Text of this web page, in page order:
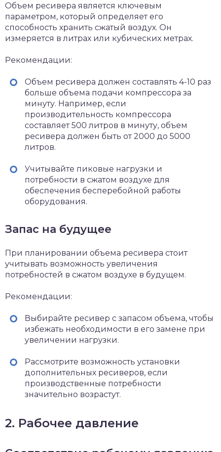
Объем ресивера является ключевым
параметром, который определяет его
способность хранить сжатый воздух. Он
измеряется в литрах или кубических метрах.
Рекомендации:
Объем ресивера должен составлять 4-10 раз
больше объема подачи компрессора за
минуту. Например, если
производительность компрессора
составляет 500 литров в минуту, объем
ресивера должен быть от 2000 до 5000
литров.
Учитывайте пиковые нагрузки и
потребности в сжатом воздухе для
обеспечения бесперебойной работы
оборудования.
Запас на будущее
При планировании объема ресивера стоит
учитывать возможность увеличения
потребностей в сжатом воздухе в будущем.
Рекомендации:
Выбирайте ресивер с запасом объема, чтобы
избежать необходимости в его замене при
увеличении нагрузки.
Рассмотрите возможность установки
дополнительных ресиверов, если
производственные потребности
значительно возрастут.
2. Рабочее давление